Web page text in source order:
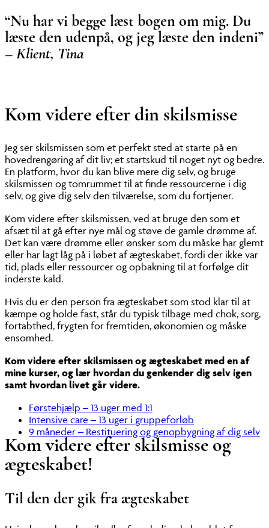
“Nu har vi begge læst bogen om mig. Du
læste den udenpå, og jeg læste den indeni”
– Klient, Tina
Kom videre efter din skilsmisse
Jeg ser skilsmissen som et perfekt sted at starte på en
hovedrengøring af dit liv; et startskud til noget nyt og bedre.
En platform, hvor du kan blive mere dig selv, og bruge
skilsmissen og tomrummet til at finde ressourcerne i dig
selv, og give dig selv den tilværelse, som du fortjener.
Kom videre efter skilsmissen, ved at bruge den som et
afsæt til at gå efter nye mål og støve de gamle drømme af.
Det kan være drømme eller ønsker som du måske har glemt
eller har lagt låg på i løbet af ægteskabet, fordi der ikke var
tid, plads eller ressourcer og opbakning til at forfølge dit
inderste kald.
Hvis du er den person fra ægteskabet som stod klar til at
kæmpe og holde fast, står du typisk tilbage med chok, sorg,
fortabthed, frygten for fremtiden, økonomien og måske
ensomhed.
Kom videre efter skilsmissen og ægteskabet med en af
mine kurser, og lær hvordan du genkender dig selv igen
samt hvordan livet går videre.
Førstehjælp – 13 uger med 1:1
Intensive care – 13 uger i gruppeforløb
9 måneder – Restituering og genopbygning af dig selv
Kom videre efter skilsmisse og
ægteskabet!
Til den der gik fra ægteskabet